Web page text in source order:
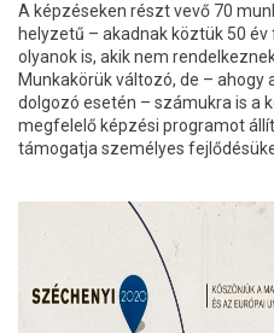
A képzéseken részt vevő 70
helyzetű – akadnak köztük 50
olyanok is, akik nem
Munkakörük változó, de – ahogy
dolgozó esetén – számukra is a
megfelelő képzési programot
támogatja személyes